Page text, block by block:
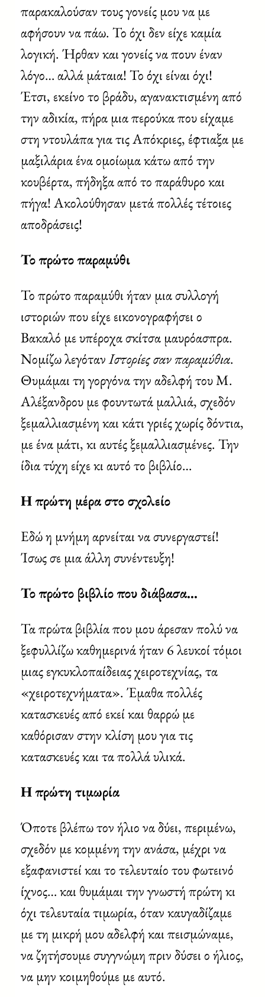
παρακαλούσαν τους γονείς μου να με
αφήσουν να πάω. Το όχι δεν είχε καμία
λογική. Ήρθαν και γονείς να πουν έναν
λόγο… αλλά μάταια! Το όχι είναι όχι!
Έτσι, εκείνο το βράδυ, αγανακτισμένη από
την αδικία, πήρα μια περούκα που είχαμε
στη ντουλάπα για τις Απόκριες, έφτιαξα με
μαξιλάρια ένα ομοίωμα κάτω από την
κουβέρτα, πήδηξα από το παράθυρο και
πήγα! Ακολούθησαν μετά πολλές τέτοιες
αποδράσεις!
Το πρώτο παραμύθι
Το πρώτο παραμύθι ήταν μια συλλογή
ιστοριών που είχε εικονογραφήσει ο
Βακαλό με υπέροχα σκίτσα μαυρόασπρα.
Νομίζω λεγότανΙστορίες σαν παραμύθια.
Θυμάμαι τη γοργόνα την αδελφή του Μ.
Αλέξανδρου με φουντωτά μαλλιά, σχεδόν
ξεμαλλιασμένη και κάτι γριές χωρίς δόντια,
με ένα μάτι, κι αυτές ξεμαλλιασμένες. Την
ίδια τύχη είχε κι αυτό το βιβλίο…
Η πρώτη μέρα στο σχολείο
Εδώ η μνήμη αρνείται να συνεργαστεί!
Ίσως σε μια άλλη συνέντευξη!
Το πρώτο βιβλίο που διάβασα…
Τα πρώτα βιβλία που μου άρεσαν πολύ να
ξεφυλλίζω καθημερινά ήταν 6 λευκοί τόμοι
μιας εγκυκλοπαίδειας χειροτεχνίας, τα
«χειροτεχνήματα». Έμαθα πολλές
κατασκευές από εκεί και θαρρώ με
καθόρισαν στην κλίση μου για τις
κατασκευές και τα πολλά υλικά.
Η πρώτη τιμωρία
Όποτε βλέπω τον ήλιο να δύει, περιμένω,
σχεδόν με κομμένη την ανάσα, μέχρι να
εξαφανιστεί και το τελευταίο του φωτεινό
ίχνος… και θυμάμαι την γνωστή πρώτη κι
όχι τελευταία τιμωρία, όταν καυγαδίζαμε
με τη μικρή μου αδελφή και πεισμώναμε,
να ζητήσουμε συγγνώμη πριν δύσει ο ήλιος,
να μην κοιμηθούμε με αυτό.